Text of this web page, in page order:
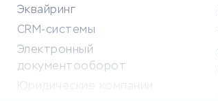
Эквайринг
CRM-системы
Электронный
документооборот
Юридические компании